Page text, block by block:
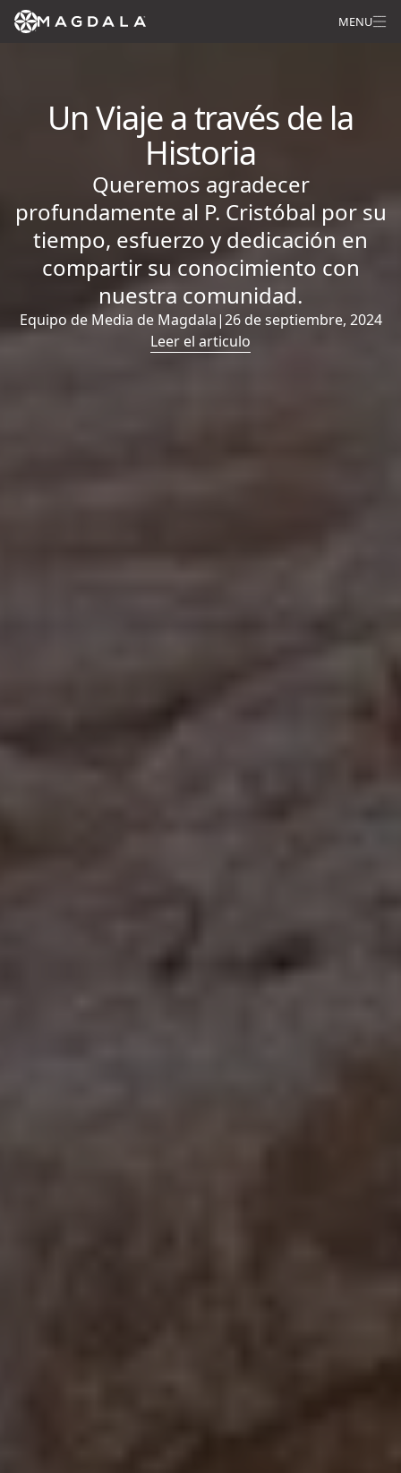
MENU
Un Viaje a través de la
Historia
Queremos agradecer
profundamente al P. Cristóbal por su
tiempo, esfuerzo y dedicación en
compartir su conocimiento con
nuestra comunidad.
Equipo de Media de Magdala|26 de septiembre, 2024
Leer el articulo